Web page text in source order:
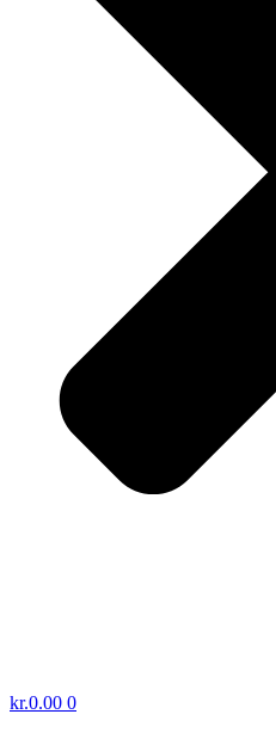
kr.0.00 0